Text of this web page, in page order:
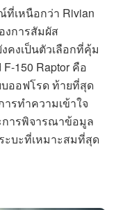
ที่เหนือกว่า Rivian
งการสัมผัส
คงเป็นตัวเลือกที่คุ้ม
150 Raptor คือ
ออฟโรด ท้ายที่สุด
รทำความเข้าใจ
ารพิจารณาข้อมูล
ะบะที่เหมาะสมที่สุด